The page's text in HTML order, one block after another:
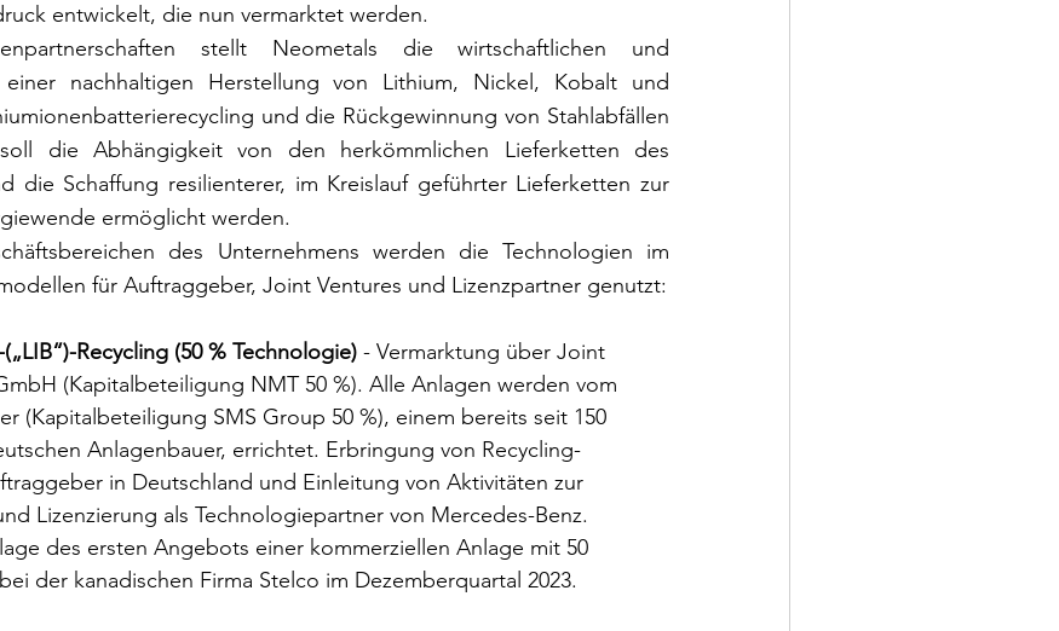
entwickelt, die nun vermarktet werden.
stellt Neometals die wirtschaftlichen und
nachhaltigen Herstellung von Lithium, Nickel, Kobalt und
und die Rückgewinnung von Stahlabfällen
die Abhängigkeit von den herkömmlichen Lieferketten des
die Schaffung resilienterer, im Kreislauf geführter Lieferketten zur
ermöglicht werden.
des Unternehmens werden die Technologien im
für Auftraggeber, Joint Ventures und Lizenzpartner genutzt:
Recycling (50 % Technologie) - Vermarktung über Joint
(Kapitalbeteiligung NMT 50 %). Alle Anlagen werden vom
(Kapitalbeteiligung SMS Group 50 %), einem bereits seit 150
Anlagenbauer, errichtet. Erbringung von Recycling-
in Deutschland und Einleitung von Aktivitäten zur
Lizenzierung als Technologiepartner von Mercedes-Benz.
des ersten Angebots einer kommerziellen Anlage mit 50
der kanadischen Firma Stelco im Dezemberquartal 2023.